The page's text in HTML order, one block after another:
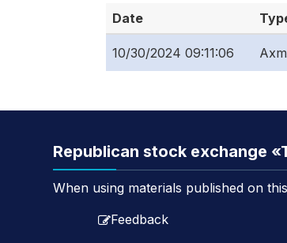
Date
10/30/2024 09:11:06
Republican stock exchange
When using materials published on
Feedback